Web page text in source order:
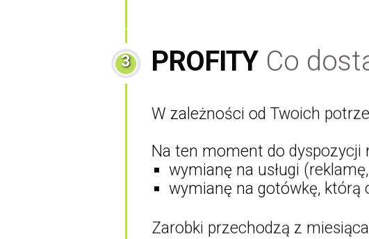
3 PROFITY Co
W zależności od Twoich
Na ten moment do dyspozycji
wymianę na usługi
wymianę na gotówkę, którą
Zarobki przechodzą z